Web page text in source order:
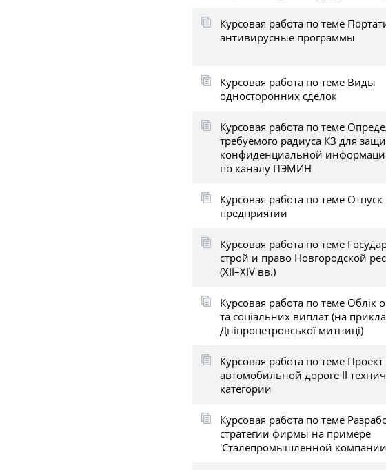
Курсовая работа по теме
антивирусные программы
Курсовая работа по теме Виды
односторонних сделок
Курсовая работа по теме
требуемого радиуса КЗ для
конфиденциальной
по каналу ПЭМИН
Курсовая работа по теме Отпуск
предприятии
Курсовая работа по теме
строй и право Новгородской
(XII–XIV вв.)
Курсовая работа по теме Облік
та соціальних виплат (на
Дніпропетровської митниці)
Курсовая работа по теме
автомобильной дороге II
категории
Курсовая работа по теме
стратегии фирмы на примере
'Сталепромышленной